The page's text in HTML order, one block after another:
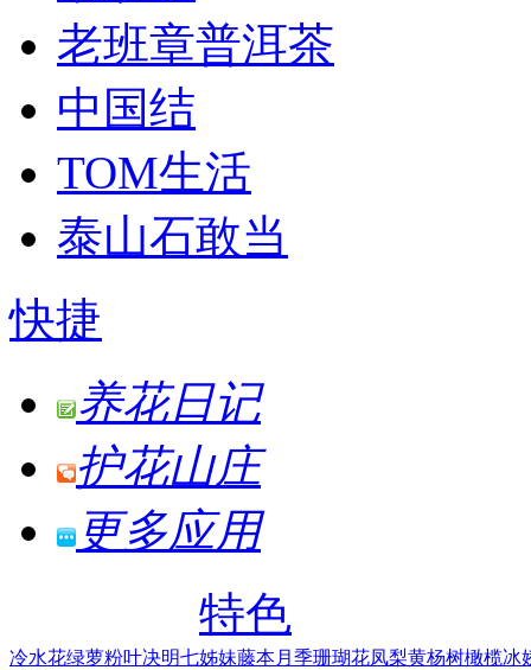
老班章普洱茶
中国结
TOM生活
泰山石敢当
快捷
养花日记
护花山庄
更多应用
特色
冷水花绿萝粉叶决明七姊妹藤本月季珊瑚花凤梨黄杨树橄榄冰